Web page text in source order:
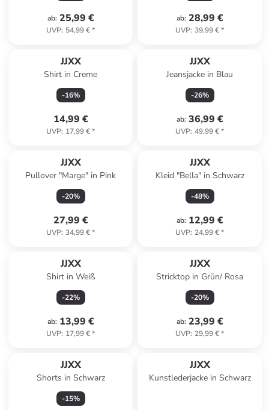
ab: 25,99 €
UVP: 54,99 €*
ab: 28,99 €
UVP: 39,99 €*
JJXX
Shirt in Creme
-16%
14,99 €
UVP: 17,99 €*
JJXX
Jeansjacke in Blau
-26%
ab: 36,99 €
UVP: 49,99 €*
JJXX
Pullover "Marge" in Pink
-20%
27,99 €
UVP: 34,99 €*
JJXX
Kleid "Bella" in Schwarz
-48%
ab: 12,99 €
UVP: 24,99 €*
JJXX
Shirt in Weiß
-22%
ab: 13,99 €
UVP: 17,99 €*
JJXX
Stricktop in Grün/ Rosa
-20%
ab: 23,99 €
UVP: 29,99 €*
JJXX
Shorts in Schwarz
-15%
JJXX
Kunstlederjacke in Schwarz